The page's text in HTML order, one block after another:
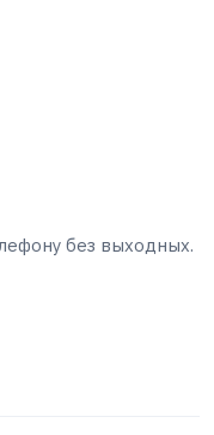
без выходных.